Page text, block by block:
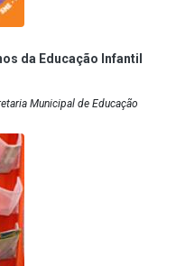
da Educação Infantil
Municipal de Educação